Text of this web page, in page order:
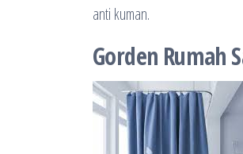
anti kuman.
Gorden Rumah